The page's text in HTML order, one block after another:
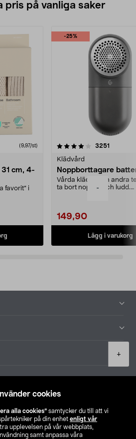
cookies
alla cookies” samtycker du till att vi
på din enhet enligt vår
upplevelsen på vår webbplats,
samt anpassa våra
-
+
pris på vanliga saker
(9,97/st)
cm, 4-
favorit” i
-25%
3251
Klädvård
Noppborttagare
Vårda kläder och andra
ta bort noppor och ludd.
149,90
Lägg i varukorg
4.5av 5 stjärnor
Hitta butik